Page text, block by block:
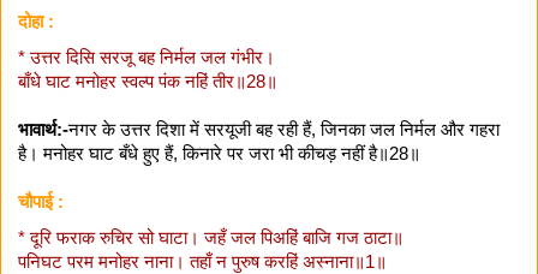
दोहा :
* उत्तर दिसि सरजू बह निर्मल जल गंभीर।
बाँधे घाट मनोहर स्वल्प पंक नहिं तीर॥28॥
भावार्थ:-नगर के उत्तर दिशा में सरयूजी बह रही हैं, जिनका जल निर्मल और गहरा
है। मनोहर घाट बँधे हुए हैं, किनारे पर जरा भी कीचड़ नहीं है॥28॥
चौपाई :
* दूरि फराक रुचिर सो घाटा। जहँ जल पिअहिं बाजि गज ठाटा॥
पनिघट परम मनोहर नाना। तहाँ न पुरुष करहिं अस्नाना॥1॥